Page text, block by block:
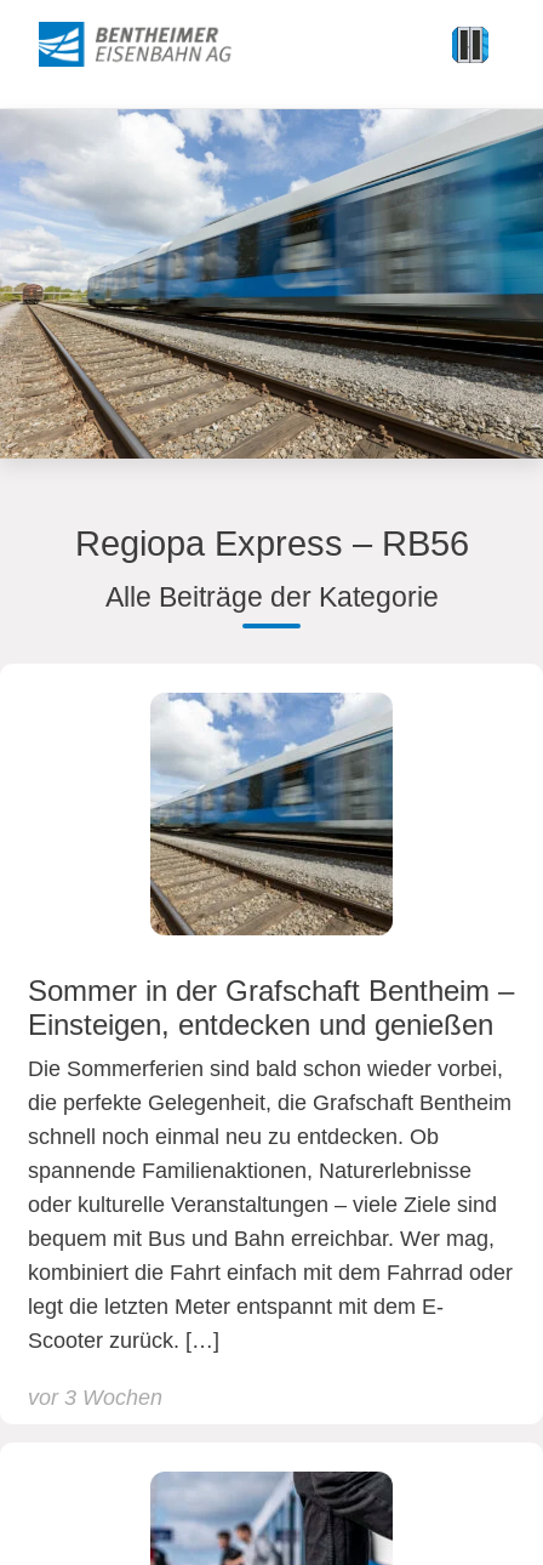
Regiopa Express – RB56
Alle Beiträge der Kategorie
Sommer in der Grafschaft Bentheim –
Einsteigen, entdecken und genießen
Die Sommerferien sind bald schon wieder vorbei,
die perfekte Gelegenheit, die Grafschaft Bentheim
schnell noch einmal neu zu entdecken. Ob
spannende Familienaktionen, Naturerlebnisse
oder kulturelle Veranstaltungen – viele Ziele sind
bequem mit Bus und Bahn erreichbar. Wer mag,
kombiniert die Fahrt einfach mit dem Fahrrad oder
legt die letzten Meter entspannt mit dem E-
Scooter zurück. […]
vor 3 Wochen